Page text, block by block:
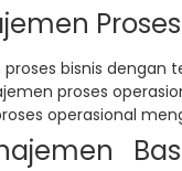
bisnis dengan
proses
operasional